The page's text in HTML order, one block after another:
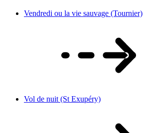
Vendredi ou la vie sauvage (Tournier)
Vol de nuit (St Exupéry)